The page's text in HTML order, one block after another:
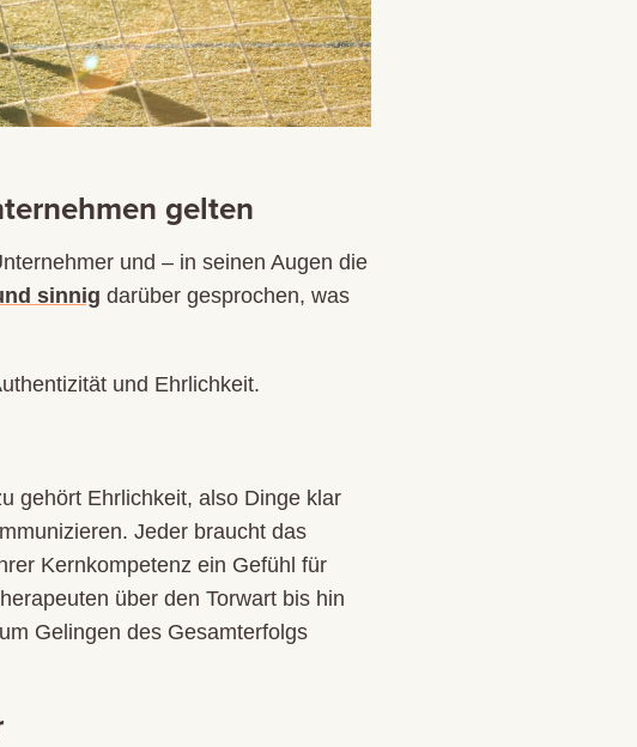
gelten
und – in seinen Augen die
sinnig darüber gesprochen, was
und Ehrlichkeit.
gehört Ehrlichkeit, also Dinge klar
Jeder braucht das
Kernkompetenz ein Gefühl für
über den Torwart bis hin
Gelingen des Gesamterfolgs